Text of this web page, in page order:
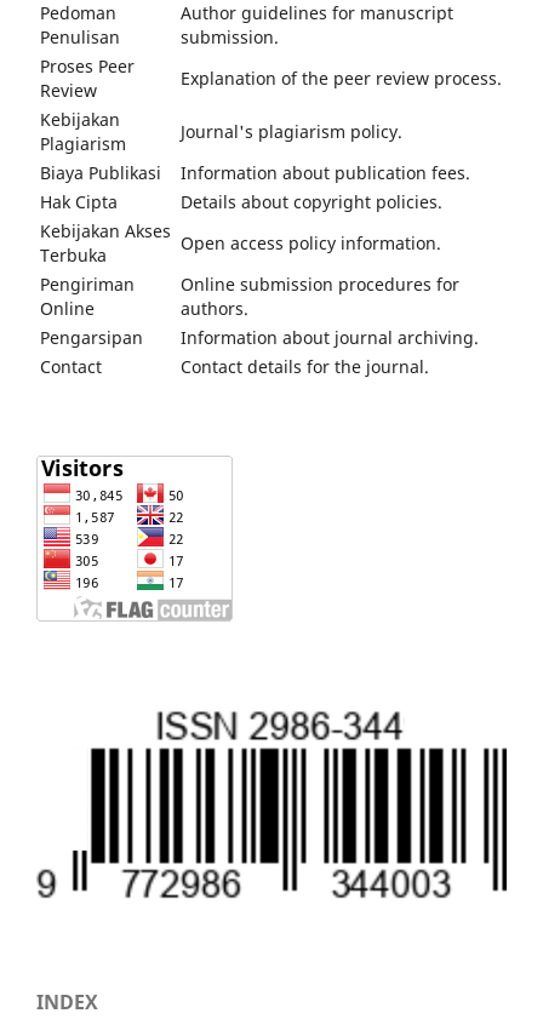
Pedoman
Penulisan
Author guidelines for manuscript
submission.
Proses Peer
Review
Explanation of the peer review process.
Kebijakan
Plagiarism
Journal's plagiarism policy.
Biaya Publikasi
Information about publication fees.
Hak Cipta
Details about copyright policies.
Kebijakan Akses
Terbuka
Open access policy information.
Pengiriman
Online
Online submission procedures for
authors.
Pengarsipan
Information about journal archiving.
Contact
Contact details for the journal.
INDEX